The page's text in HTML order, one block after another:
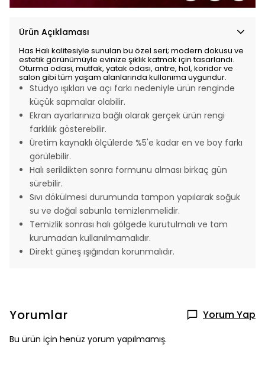
Ürün Açıklaması
Has Halı kalitesiyle sunulan bu özel seri; modern dokusu ve
estetik görünümüyle evinize şıklık katmak için tasarlandı.
Oturma odası, mutfak, yatak odası, antre, hol, koridor ve
salon gibi tüm yaşam alanlarında kullanıma uygundur.
Stüdyo ışıkları ve açı farkı nedeniyle ürün renginde
küçük sapmalar olabilir.
Ekran ayarlarınıza bağlı olarak gerçek ürün rengi
farklılık gösterebilir.
Üretim kaynaklı ölçülerde %5'e kadar en ve boy farkı
görülebilir.
Halı serildikten sonra formunu alması birkaç gün
sürebilir.
Sıvı dökülmesi durumunda tampon yapılarak soğuk
su ve doğal sabunla temizlenmelidir.
Temizlik sonrası halı gölgede kurutulmalı ve tam
kurumadan kullanılmamalıdır.
Direkt güneş ışığından korunmalıdır.
Yorumlar Yorum Yap
Bu ürün için henüz yorum yapılmamış.